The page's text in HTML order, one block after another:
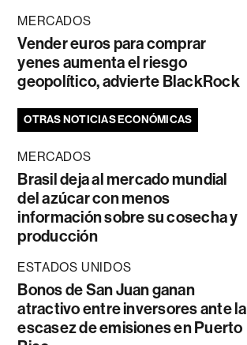
MERCADOS
Vender euros para comprar
yenes aumenta el riesgo
geopolítico, advierte BlackRock
OTRAS NOTICIAS ECONÓMICAS
MERCADOS
Brasil deja al mercado mundial
del azúcar con menos
información sobre su cosecha y
producción
ESTADOS UNIDOS
Bonos de San Juan ganan
atractivo entre inversores ante la
escasez de emisiones en Puerto